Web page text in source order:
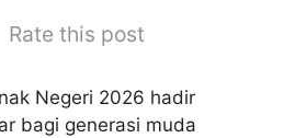
Rate this post
Negeri 2026 hadir
bagi generasi muda